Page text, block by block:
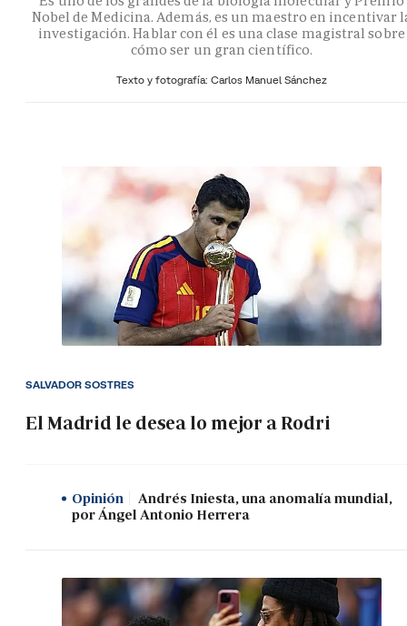
Nobel de Medicina. Además, es un maestro en incentivar
investigación. Hablar con él es una clase magistral sobre
cómo ser un gran científico.
Texto y fotografía: Carlos Manuel Sánchez
El Madrid le desea lo mejor a Rodri
SALVADOR SOSTRES
Opinión
Andrés Iniesta, una anomalía mundial,
por Ángel Antonio Herrera